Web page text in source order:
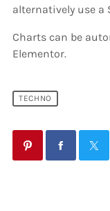
alternatively use a
Charts can be
Elementor.
TECHNO